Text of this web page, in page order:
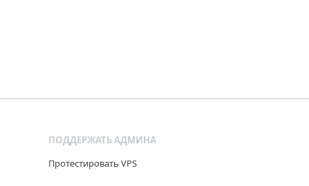
ПОДДЕРЖАТЬ АДМИНА
Протестировать VPS